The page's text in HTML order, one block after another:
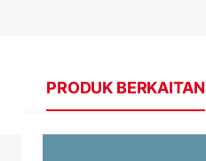
PRODUK BERKAITAN